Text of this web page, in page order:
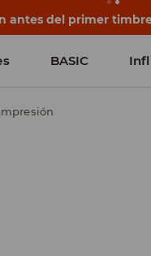
antes del primer
BASIC